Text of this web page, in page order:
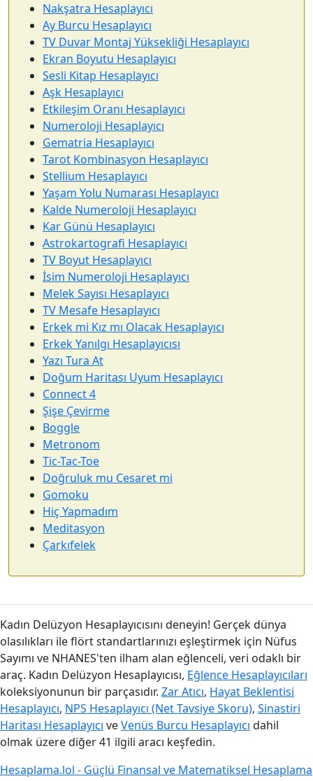
Nakşatra Hesaplayıcı
Ay Burcu Hesaplayıcı
TV Duvar Montaj Yüksekliği Hesaplayıcı
Ekran Boyutu Hesaplayıcı
Sesli Kitap Hesaplayıcı
Aşk Hesaplayıcı
Etkileşim Oranı Hesaplayıcı
Numeroloji Hesaplayıcı
Gematria Hesaplayıcı
Tarot Kombinasyon Hesaplayıcı
Stellium Hesaplayıcı
Yaşam Yolu Numarası Hesaplayıcı
Kalde Numeroloji Hesaplayıcı
Kar Günü Hesaplayıcı
Astrokartografi Hesaplayıcı
TV Boyut Hesaplayıcı
İsim Numeroloji Hesaplayıcı
Melek Sayısı Hesaplayıcı
TV Mesafe Hesaplayıcı
Erkek mi Kız mı Olacak Hesaplayıcı
Erkek Yanılgı Hesaplayıcısı
Yazı Tura At
Doğum Haritası Uyum Hesaplayıcı
Connect 4
Şişe Çevirme
Boggle
Metronom
Tic-Tac-Toe
Doğruluk mu Cesaret mi
Gomoku
Hiç Yapmadım
Meditasyon
Çarkıfelek
Kadın Delüzyon Hesaplayıcısını deneyin! Gerçek dünya
olasılıkları ile flört standartlarınızı eşleştirmek için Nüfus
Sayımı ve NHANES'ten ilham alan eğlenceli, veri odaklı bir
araç. Kadın Delüzyon Hesaplayıcısı, Eğlence Hesaplayıcıları
koleksiyonunun bir parçasıdır. Zar Atıcı, Hayat Beklentisi
Hesaplayıcı, NPS Hesaplayıcı (Net Tavsiye Skoru), Sinastiri
Haritası Hesaplayıcı veVenüs Burcu Hesaplayıcı dahil
olmak üzere diğer 41 ilgili aracı keşfedin.
Hesaplama.lol - Güçlü Finansal ve Matematiksel Hesaplama